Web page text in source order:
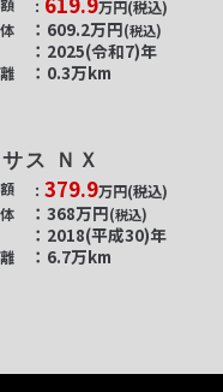
万円(税込)
609.2万円(税込)
2025(令和7)年
0.3万km
ス ＮＸ
379.9万円(税込)
368万円(税込)
2018(平成30)年
6.7万km